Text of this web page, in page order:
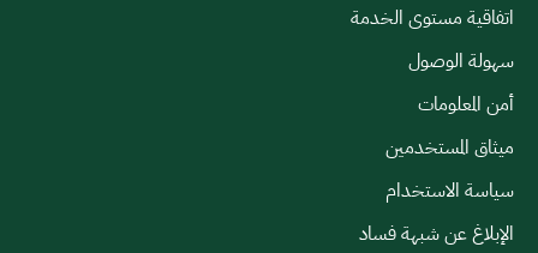
اتفاقية مستوى الخدمة
سهولة الوصول
أمن المعلومات
ميثاق المستخدمين
سياسة الاستخدام
الإبلاغ عن شبهة فساد